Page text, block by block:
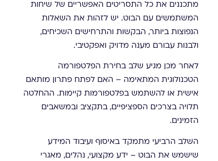
מתכננים את כל התסריטים האפשריים של שיחות
המשתמשים עם הבוט. יש לזהות את השאלות
הנפוצות ביותר, הבקשות והתרחישים השכיחים,
ולבנות עבורם מענה מדויק ואפקטיבי.
לאחר מכן מגיע שלב בחירת הפלטפורמה
הטכנולוגית המתאימה – האם לפתח פתרון מותאם
אישית או להשתמש בפלטפורמות קיימות. ההחלטה
תלויה בצרכים הספציפיים, בתקציב ובמשאבים
הזמינים.
השלב הרביעי מתמקד באיסוף ועיבוד המידע
שישמש את הבוט – ידע מקצועי, נהלים, מאגרי